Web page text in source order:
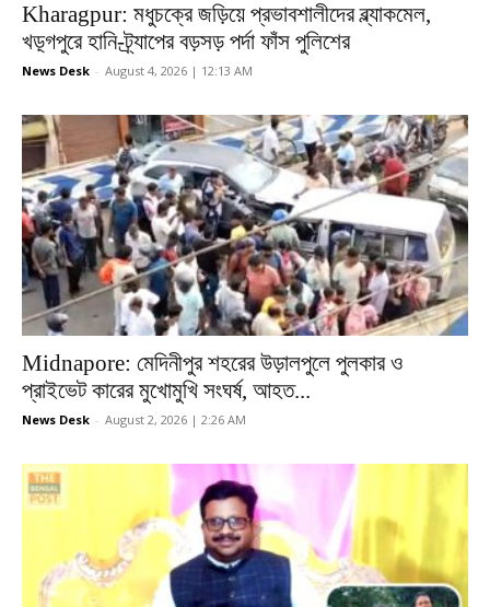
Kharagpur: মধুচক্রে জড়িয়ে প্রভাবশালীদের ব্ল্যাকমেল,
খড়্গপুরে হানি-ট্র্যাপের বড়সড় পর্দা ফাঁস পুলিশের
News Desk - August 4, 2026 | 12:13 AM
Midnapore: মেদিনীপুর শহরের উড়ালপুলে পুলকার ও
প্রাইভেট কারের মুখোমুখি সংঘর্ষ, আহত...
News Desk - August 2, 2026 | 2:26 AM